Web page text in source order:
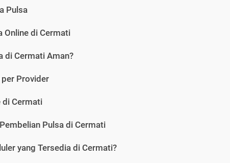
Pulsa
Online di Cermati
di Cermati Aman?
per Provider
di Cermati
Pulsa di Cermati
yang Tersedia di Cermati?